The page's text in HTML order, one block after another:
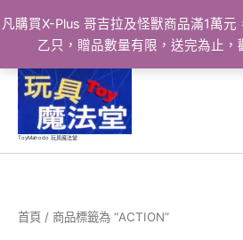
凡購買X-Plus 哥吉拉及怪獸商品滿1萬
乙只，贈品數量有限，送完為止，
ToyMahodo 玩具魔法堂
首頁 / 商品標籤為 “ACTION”